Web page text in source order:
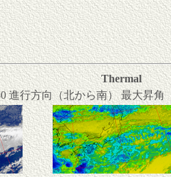
Thermal
進行方向（北から南） 最大昇角